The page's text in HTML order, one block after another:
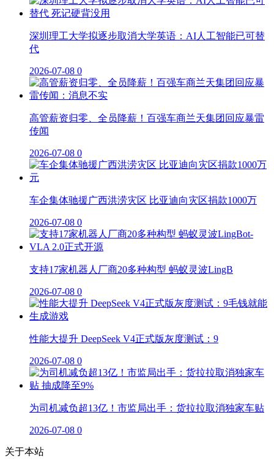
深圳理工大学拟逐步取消大学英语：AI人工智能已可替
代
2026-07-08 0
高管薪资归零、全员降薪！百强车商兰天集团回应暴雷
传闻
2026-07-08 0
车企集体驰援广西洪涝灾区 比亚迪向灾区捐款1000万
2026-07-08 0
支持17家机器人厂商20多种构型 蚂蚁灵波LingB
2026-07-08 0
性能大提升 DeepSeek V4正式版灰度测试：9
2026-07-08 0
为司机减负超13亿！市监局出手：货拉拉取消独家车贴
2026-07-08 0
关于本站